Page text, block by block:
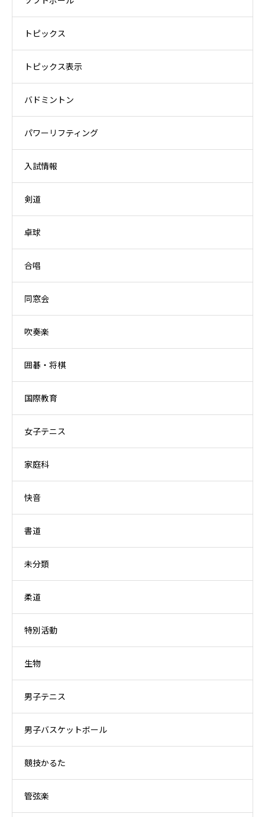
トピックス
トピックス表示
バドミントン
パワーリフティング
入試情報
剣道
卓球
合唱
同窓会
吹奏楽
囲碁・将棋
国際教育
女子テニス
家庭科
快音
書道
未分類
柔道
特別活動
生物
男子テニス
男子バスケットボール
競技かるた
管弦楽